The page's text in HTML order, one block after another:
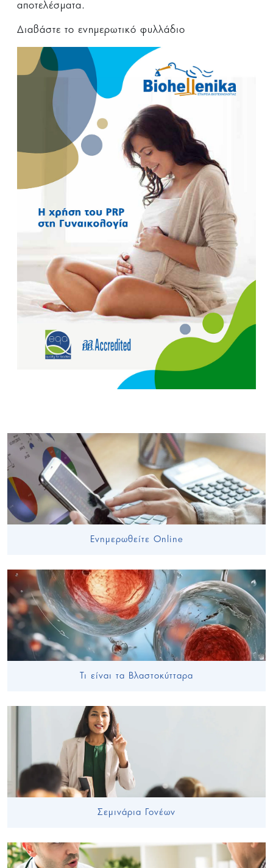
Ενημερωθείτε Online
Τι είναι τα Βλαστοκύτταρα
Σεμινάρια Γονέων
αποτελέσματα.
Διαβάστε το ενημερωτικό φυλλάδιο